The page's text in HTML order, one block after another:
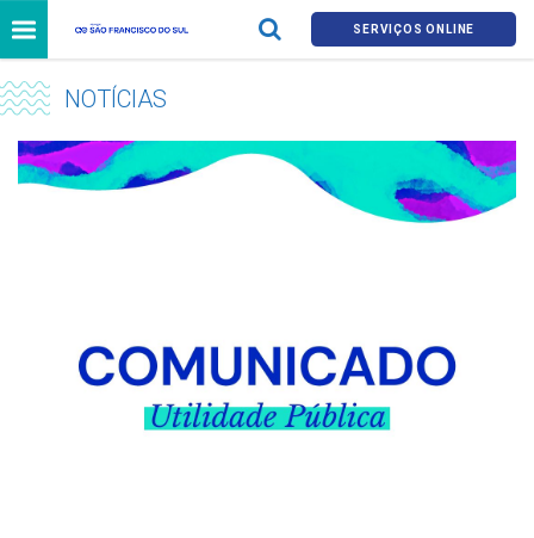
SERVIÇOS ONLINE
NOTÍCIAS